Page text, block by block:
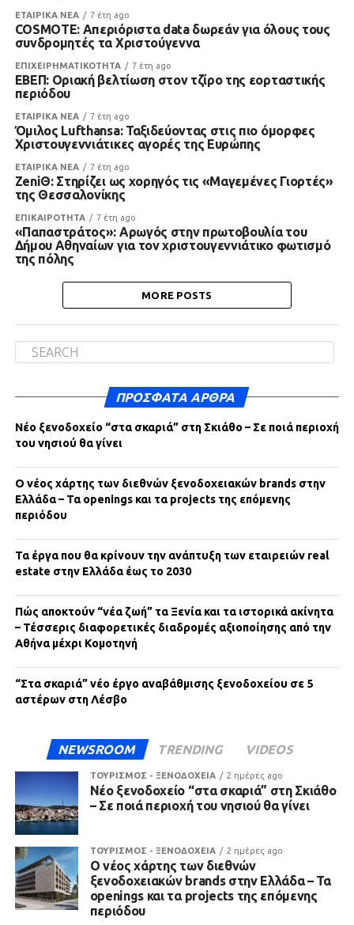
ΕΤΑΙΡΙΚΑ ΝΕΑ 7 έτη ago
COSMOTE: Απεριόριστα data δωρεάν για όλους τους
συνδρομητές τα Χριστούγεννα
ΕΠΙΧΕΙΡΗΜΑΤΙΚΟΤΗΤΑ 7 έτη ago
ΕΒΕΠ: Οριακή βελτίωση στον τζίρο της εορταστικής
περιόδου
ΕΤΑΙΡΙΚΑ ΝΕΑ 7 έτη ago
Όμιλος Lufthansa: Ταξιδεύοντας στις πιο όμορφες
Χριστουγεννιάτικες αγορές της Ευρώπης
ΕΤΑΙΡΙΚΑ ΝΕΑ 7 έτη ago
ZeniΘ: Στηρίζει ως χορηγός τις «Μαγεμένες Γιορτές»
της Θεσσαλονίκης
ΕΠΙΚΑΙΡΟΤΗΤΑ 7 έτη ago
«Παπαστράτος»: Αρωγός στην πρωτοβουλία του
Δήμου Αθηναίων για τον χριστουγεννιάτικο φωτισμό
της πόλης
MORE POSTS
ΠΡΌΣΦΑΤΑ ΆΡΘΡΑ
Νέο ξενοδοχείο “στα σκαριά” στη Σκιάθο – Σε ποιά περιοχή
του νησιού θα γίνει
Ο νέος χάρτης των διεθνών ξενοδοχειακών brands στην
Ελλάδα – Τα openings και τα projects της επόμενης
περιόδου
Τα έργα που θα κρίνουν την ανάπτυξη των εταιρειών real
estate στην Ελλάδα έως το 2030
Πώς αποκτούν “νέα ζωή” τα Ξενία και τα ιστορικά ακίνητα
– Τέσσερις διαφορετικές διαδρομές αξιοποίησης από την
Αθήνα μέχρι Κομοτηνή
“Στα σκαριά” νέο έργο αναβάθμισης ξενοδοχείου σε 5
αστέρων στη Λέσβο
NEWSROOM TRENDING VIDEOS
ΤΟΥΡΙΣΜΟΣ - ΞΕΝΟΔΟΧΕΙΑ 2 ημέρες ago
Νέο ξενοδοχείο “στα σκαριά” στη Σκιάθο
– Σε ποιά περιοχή του νησιού θα γίνει
ΤΟΥΡΙΣΜΟΣ - ΞΕΝΟΔΟΧΕΙΑ 2 ημέρες ago
Ο νέος χάρτης των διεθνών
ξενοδοχειακών brands στην Ελλάδα – Τα
openings και τα projects της επόμενης
περιόδου